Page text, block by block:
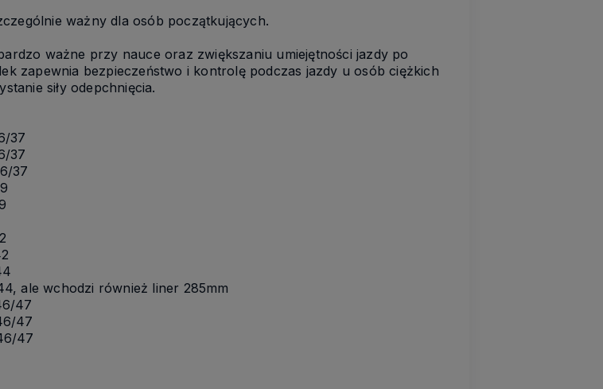
ważny dla osób początkujących.
ważne przy nauce oraz zwiększaniu umiejętności jazdy po
zapewnia bezpieczeństwo i kontrolę podczas jazdy u osób ciężkich
siły odepchnięcia.
37
37
37
ale wchodzi również liner 285mm
47
47
47